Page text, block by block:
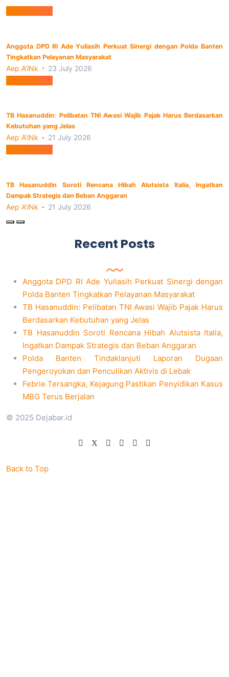
Berita Utama
Anggota DPD RI Ade Yuliasih Perkuat Sinergi dengan Polda Banten
Tingkatkan Pelayanan Masyarakat
Aep A'iNk 23 July 2026
Berita Utama
TB Hasanuddin: Pelibatan TNI Awasi Wajib Pajak Harus Berdasarkan
Kebutuhan yang Jelas
Aep A'iNk 21 July 2026
Berita Utama
TB Hasanuddin Soroti Rencana Hibah Alutsista Italia, Ingatkan
Dampak Strategis dan Beban Anggaran
Aep A'iNk 21 July 2026
Recent Posts
Anggota DPD RI Ade Yuliasih Perkuat Sinergi dengan
Polda Banten Tingkatkan Pelayanan Masyarakat
TB Hasanuddin: Pelibatan TNI Awasi Wajib Pajak Harus
Berdasarkan Kebutuhan yang Jelas
TB Hasanuddin Soroti Rencana Hibah Alutsista Italia,
Ingatkan Dampak Strategis dan Beban Anggaran
Polda Banten Tindaklanjuti Laporan Dugaan
Pengeroyokan dan Penculikan Aktivis di Lebak
Febrie Tersangka, Kejagung Pastikan Penyidikan Kasus
MBG Terus Berjalan
© 2025 Dejabar.id
Back to Top